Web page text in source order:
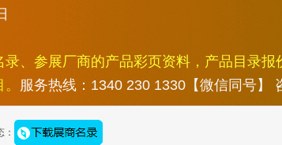
、参展厂商的产品彩页资料，产品目录报
服务热线：1340 230 1330【微信同号】